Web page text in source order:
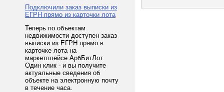
Подключили заказ выписки из
ЕГРН прямо из карточки лота
Теперь по объектам
недвижимости доступен заказ
выписки из ЕГРН прямо в
карточке лота на
маркетплейсе АрбБитЛот
Один клик - и вы получите
актуальные сведения об
объекте на электронную почту
в течение часа.